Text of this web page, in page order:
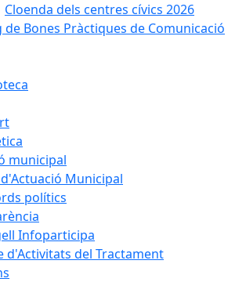
Cloenda dels centres cívics 2026
de Bones Pràctiques de Comunicació
municipal
Municipal
polítics
Infoparticipa
d'Activitats del Tractament